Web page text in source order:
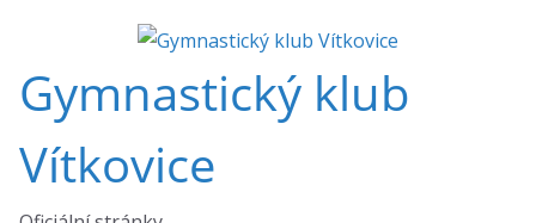
obsah
Gymnastický klub
Vítkovice